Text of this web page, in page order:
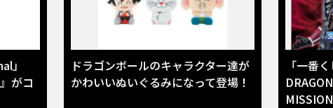
」
がコ
ドラゴンボールのキャラクター達が
かわいいぬいぐるみになって登場！
「一番